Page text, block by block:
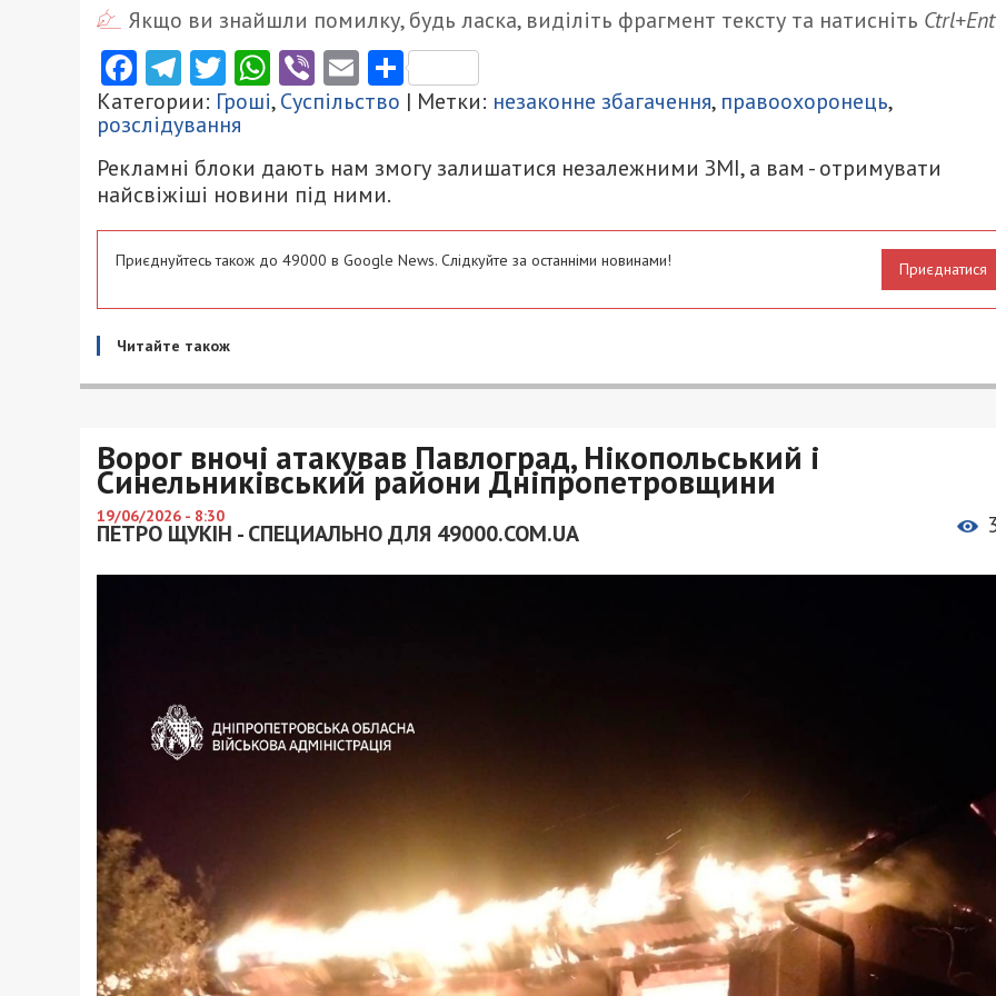
Якщо ви знайшли помилку, будь ласка, виділіть фрагмент тексту та натисніть
Facebook
Telegram
Twitter
WhatsApp
ViberEmailПоділитися
Категории: Гроші,Суспільство | Метки: незаконне збагачення, правоохоронець,
розслідування
Рекламні блоки дають нам змогу залишатися незалежними ЗМІ, а вам - отримувати
найсвіжіші новини під ними.
Приєднуйтесь також до 49000 в Google News. Слідкуйте за останніми новинами! Приєднатися
Читайте також
Ворог вночі атакував Павлоград, Нікопольський і
Синельниківський райони Дніпропетровщини
19/06/2026 - 8:30
ПЕТРО ЩУКІН - СПЕЦИАЛЬНО ДЛЯ 49000.COM.UA